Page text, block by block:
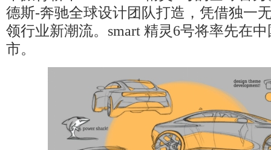
德斯-奔驰全球设计团队打造，凭借独一
领行业新潮流。smart 精灵6号将率先在
市。